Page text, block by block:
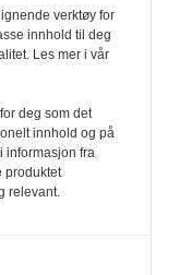
verktøy for
innhold til deg
Les mer i vår
deg som det
innhold og på
informasjon fra
produktet
relevant.